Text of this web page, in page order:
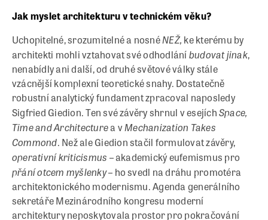
Jak myslet architekturu v technickém věku?
Uchopitelné, srozumitelné a nosnéNEŽ, ke kterému by
architekti mohli vztahovat své odhodláníbudovat jinak,
nenabídly ani další, od druhé světové války stále
vzácnější komplexní teoretické snahy. Dostatečně
robustní analytický fundament zpracoval naposledy
Sigfried Giedion. Ten své závěry shrnul v esejíchSpace,
Time and Architecturea vMechanization Takes
Commond. Než ale Giedion stačil formulovat závěry,
operativní kriticismus – akademický eufemismus pro
přání otcem myšlenky– ho svedl na dráhu promotéra
architektonického modernismu. Agenda generálního
sekretáře Mezinárodního kongresu moderní
architektury neposkytovala prostor pro pokračování